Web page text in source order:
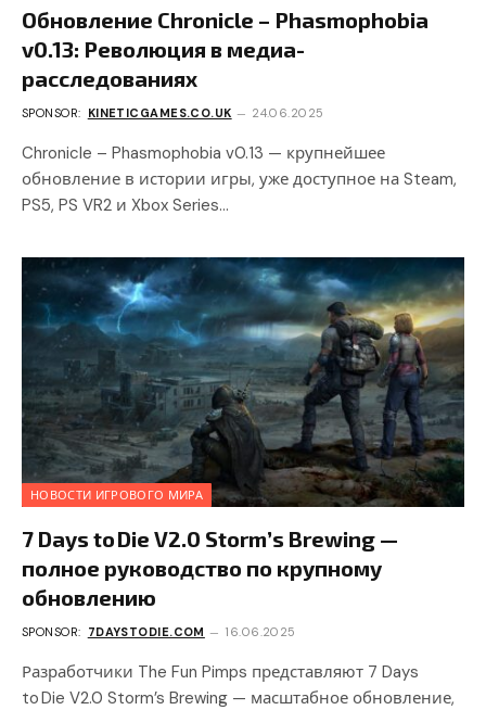
Обновление Chronicle – Phasmophobia
v0.13: Революция в медиа-
расследованиях
SPONSOR: KINETICGAMES.CO.UK 24.06.2025
Chronicle – Phasmophobia v0.13 — крупнейшее
обновление в истории игры, уже доступное на Steam,
PS5, PS VR2 и Xbox Series…
НОВОСТИ ИГРОВОГО МИРА
7 Days to Die V2.0 Storm’s Brewing —
полное руководство по крупному
обновлению
SPONSOR: 7DAYSTODIE.COM 16.06.2025
Разработчики The Fun Pimps представляют 7 Days
to Die V2.0 Storm’s Brewing — масштабное обновление,